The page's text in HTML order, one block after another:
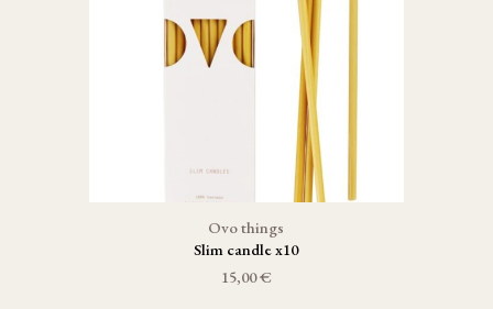
Ovo things
Slim candle x10
15,00 €